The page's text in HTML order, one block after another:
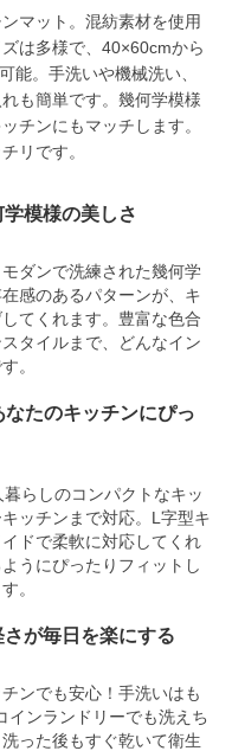
マット。混紡素材を使用
は多様で、40×60cmから
能。手洗いや機械洗い、
も簡単です。幾何学模様
チンにもマッチします。
リです。
模様の美しさ
ダンで洗練された幾何学
感のあるパターンが、キ
てくれます。豊富な色合
タイルまで、どんなイン
。
たのキッチンにぴっ
らしのコンパクトなキッ
ッチンまで対応。L字型キ
ドで柔軟に対応してくれ
うにぴったりフィットし
。
が毎日を楽にする
ンでも安心！手洗いはも
インランドリーでも洗えち
った後もすぐ乾いて衛生